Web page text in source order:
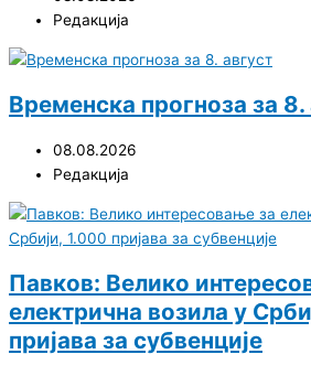
Редакција
Временска прогноза за 8.
08.08.2026
Редакција
Павков: Велико
електрична возила у
пријава за субвенције